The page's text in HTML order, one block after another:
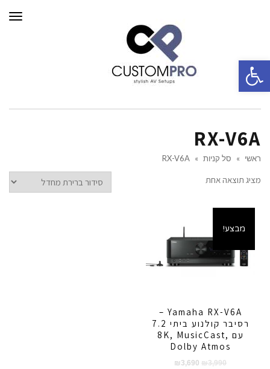
RX-V6A
ראשי » סל קניות »
RX-V6A
מציג תוצאה אחת
מבצע!
Yamaha RX-V6A –
רסיבר קולנוע ביתי 7.2
עם 8K, MusicCast,
Dolby Atmos
₪3,990
המחיר₪ 3,690
המחיר
פתח סרגל נגישות